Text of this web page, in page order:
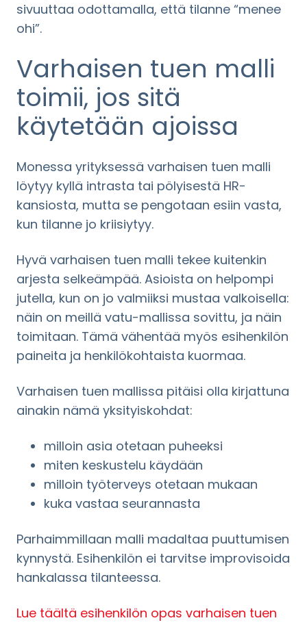
sivuuttaa odottamalla, että tilanne “menee
ohi”.
Varhaisen tuen malli
toimii, jos sitä
käytetään ajoissa
Monessa yrityksessä varhaisen tuen malli
löytyy kyllä intrasta tai pölyisestä HR-
kansiosta, mutta se pengotaan esiin vasta,
kun tilanne jo kriisiytyy.
Hyvä varhaisen tuen malli tekee kuitenkin
arjesta selkeämpää. Asioista on helpompi
jutella, kun on jo valmiiksi mustaa valkoisella:
näin on meillä vatu-mallissa sovittu, ja näin
toimitaan. Tämä vähentää myös esihenkilön
paineita ja henkilökohtaista kuormaa.
Varhaisen tuen mallissa pitäisi olla kirjattuna
ainakin nämä yksityiskohdat:
milloin asia otetaan puheeksi
miten keskustelu käydään
milloin työterveys otetaan mukaan
kuka vastaa seurannasta
Parhaimmillaan malli madaltaa puuttumisen
kynnystä. Esihenkilön ei tarvitse improvisoida
hankalassa tilanteessa.
Lue täältä esihenkilön opas varhaisen tuen